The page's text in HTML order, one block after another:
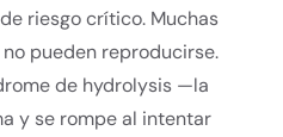
riesgo crítico. Muchas
pueden reproducirse.
de hydrolysis —la
y se rompe al intentar